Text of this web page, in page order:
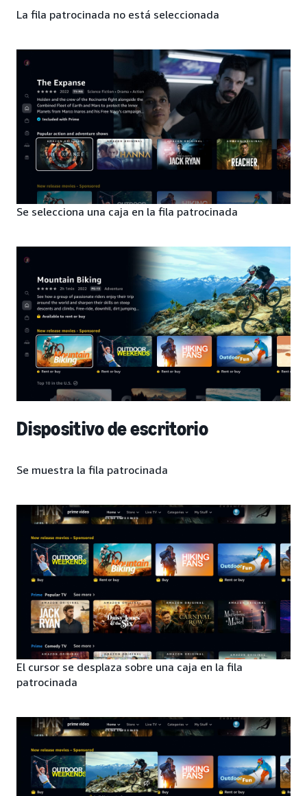
La fila patrocinada no está seleccionada
Se selecciona una caja en la fila patrocinada
Dispositivo de escritorio
Se muestra la fila patrocinada
El cursor se desplaza sobre una caja en la fila
patrocinada